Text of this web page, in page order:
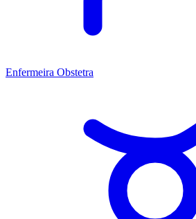
Enfermeira Obstetra